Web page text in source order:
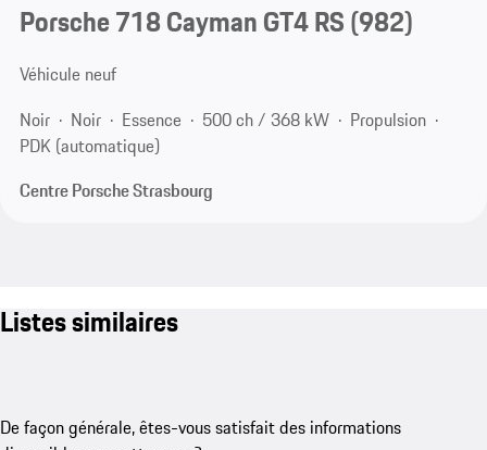
Porsche 718 Cayman GT4 RS(982)
Véhicule neuf
Noir
Noir Essence 500 ch / 368 kW
Propulsion
PDK (automatique)
Centre Porsche Strasbourg
Listes similaires
De façon générale, êtes-vous satisfait des informations